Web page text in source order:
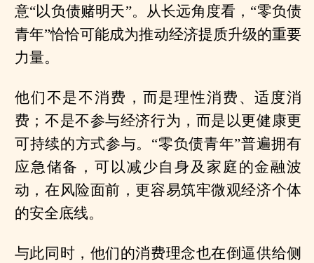
意“以负债赌明天”。从长远角度看，“零负债
青年”恰恰可能成为推动经济提质升级的重要
力量。
他们不是不消费，而是理性消费、适度消
费；不是不参与经济行为，而是以更健康更
可持续的方式参与。“零负债青年”普遍拥有
应急储备，可以减少自身及家庭的金融波
动，在风险面前，更容易筑牢微观经济个体
的安全底线。
与此同时，他们的消费理念也在倒逼供给侧